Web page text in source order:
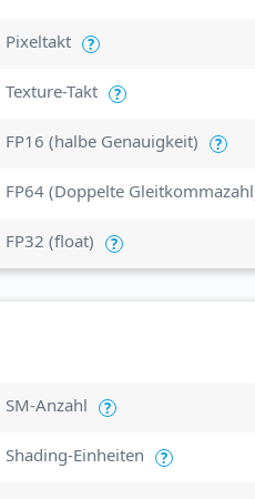
Pixeltakt ?
Texture-Takt ?
FP16 (halbe Genauigkeit) ?
FP64 (Doppelte
FP32 (float) ?
SM-Anzahl ?
Shading-Einheiten ?